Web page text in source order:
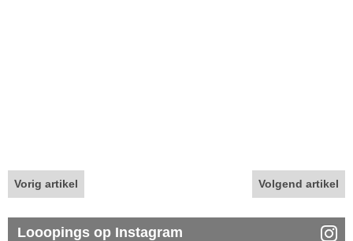
Vorig artikel Volgend artikel
Looopings op Instagram